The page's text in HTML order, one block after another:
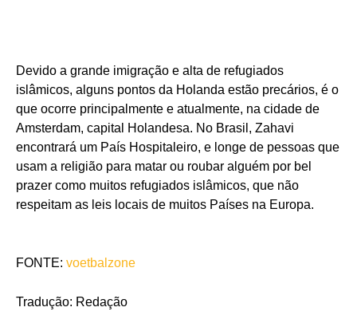
Devido a grande imigração e alta de refugiados
islâmicos, alguns pontos da Holanda estão precários, é o
que ocorre principalmente e atualmente, na cidade de
Amsterdam, capital Holandesa. No Brasil, Zahavi
encontrará um País Hospitaleiro, e longe de pessoas que
usam a religião para matar ou roubar alguém por bel
prazer como muitos refugiados islâmicos, que não
respeitam as leis locais de muitos Países na Europa.
FONTE: voetbalzone
Tradução: Redação